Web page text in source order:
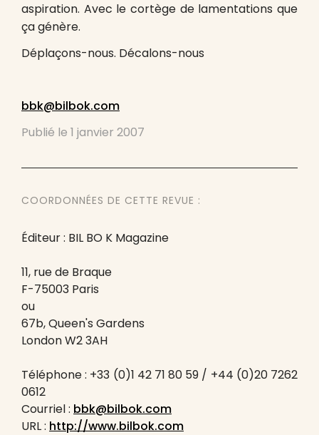
aspiration. Avec le cortège de lamentations que
ça génère.
Déplaçons-nous. Décalons-nous
bbk@bilbok.com
Publié le 1 janvier 2007
COORDONNÉES DE CETTE REVUE :
Éditeur : BIL BO K Magazine
11, rue de Braque
F-75003 Paris
ou
67b, Queen's Gardens
London W2 3AH
Téléphone : +33 (0)1 42 71 80 59 / +44 (0)20 7262
0612
Courriel : bbk@bilbok.com
URL : http://www.bilbok.com